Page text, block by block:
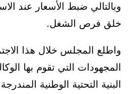
وبالتالي ضبط الأسعار عند
خلق فرص الشغل.
واطلع المجلس خلال هذا
المجهودات التي تقوم بها
البنية التحتية الوطنية